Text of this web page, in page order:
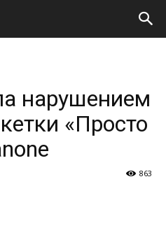
нарушением
«Просто
863